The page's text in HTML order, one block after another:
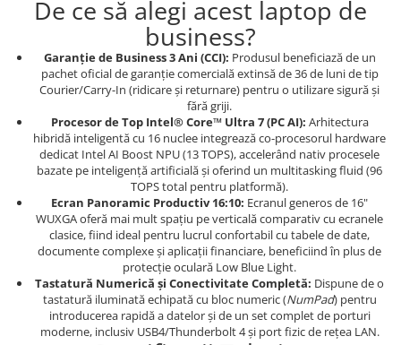
De ce să alegi acest laptop de
business?
Garanție de Business 3 Ani (CCI): Produsul beneficiază de un
pachet oficial de garanție comercială extinsă de 36 de luni de tip
Courier/Carry-In (ridicare și returnare) pentru o utilizare sigură și
fără griji.
Procesor de Top Intel® Core™ Ultra 7 (PC AI): Arhitectura
hibridă inteligentă cu 16 nuclee integrează co-procesorul hardware
dedicat Intel AI Boost NPU (13 TOPS), accelerând nativ procesele
bazate pe inteligență artificială și oferind un multitasking fluid (96
TOPS total pentru platformă).
Ecran Panoramic Productiv 16:10: Ecranul generos de 16"
WUXGA oferă mai mult spațiu pe verticală comparativ cu ecranele
clasice, fiind ideal pentru lucrul confortabil cu tabele de date,
documente complexe și aplicații financiare, beneficiind în plus de
protecție oculară Low Blue Light.
Tastatură Numerică și Conectivitate Completă: Dispune de o
tastatură iluminată echipată cu bloc numeric (NumPad) pentru
introducerea rapidă a datelor și de un set complet de porturi
moderne, inclusiv USB4/Thunderbolt 4 și port fizic de rețea LAN.